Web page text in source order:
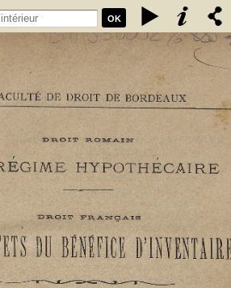
OK
Droit français : des effets du
Louis (1859-1913)